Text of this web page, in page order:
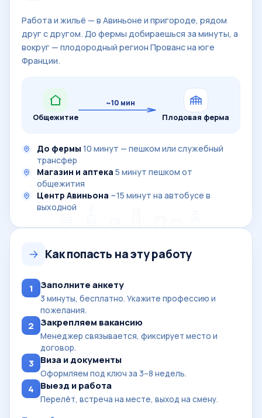
Работа и жильё — в Авиньоне и пригороде, рядом
друг с другом. До фермы добираешься за минуты, а
вокруг — плодородный регион Прованс на юге
Франции.
Общежитие
~10 мин
Плодовая ферма
До фермы 10 минут — пешком или служебный
трансфер
Магазин и аптека 5 минут пешком от
общежития
Центр Авиньона ~15 минут на автобусе в
выходной
Как попасть на эту работу
1 Заполните анкету
3 минуты, бесплатно. Укажите профессию и
пожелания.
2 Закрепляем вакансию
Менеджер связывается, фиксирует место и
договор.
3 Виза и документы
Оформляем под ключ за 3–8 недель.
4 Выезд и работа
Перелёт, встреча на месте, выход на смену.